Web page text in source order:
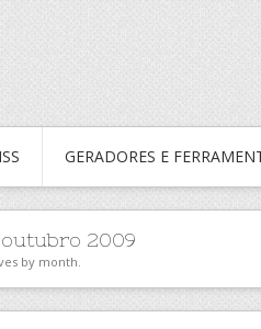
GERADORES E
outubro 2009
by month.